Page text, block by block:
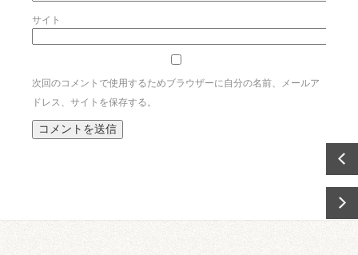
サイト
次回のコメントで使用するためブラウザーに自分の名前、メールア
ドレス、サイトを保存する。